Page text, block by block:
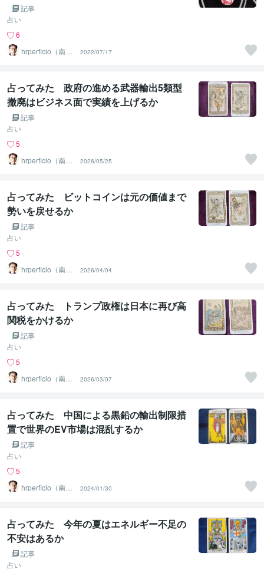
記事
占い
6
hrperficio（南仙
台の父）
2022/07/17
占ってみた 政府の進める武器輸出5類型
撤廃はビジネス面で実績を上げるか
記事
占い
5
hrperficio（南仙
台の父）
2026/05/25
占ってみた ビットコインは元の価値まで
勢いを戻せるか
記事
占い
5
hrperficio（南仙
台の父）
2026/04/04
占ってみた トランプ政権は日本に再び高
関税をかけるか
記事
占い
5
hrperficio（南仙
台の父）
2026/03/07
占ってみた 中国による黒鉛の輸出制限措
置で世界のEV市場は混乱するか
記事
占い
5
hrperficio（南仙
台の父）
2024/01/30
占ってみた 今年の夏はエネルギー不足の
不安はあるか
記事
占い